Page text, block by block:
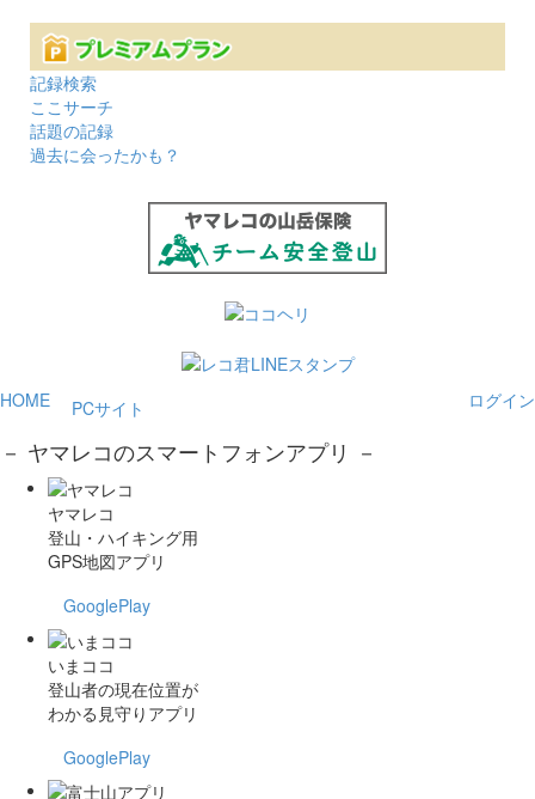
記録検索
ここサーチ
話題の記録
過去に会ったかも？
HOME ログイン
PCサイト
－ ヤマレコのスマートフォンアプリ －
ヤマレコ
登山・ハイキング用
GPS地図アプリ
GooglePlay
いまココ
登山者の現在位置が
わかる見守りアプリ
GooglePlay